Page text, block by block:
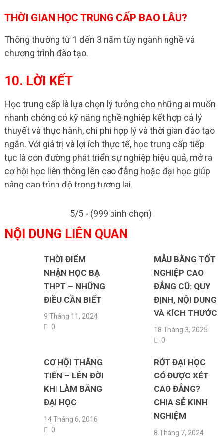
THỜI GIAN HỌC TRUNG CẤP BAO LÂU?
Thông thường từ 1 đến 3 năm tùy ngành nghề và
chương trình đào tạo.
10. LỜI KẾT
Học trung cấp là lựa chọn lý tưởng cho những ai muốn
nhanh chóng có kỹ năng nghề nghiệp kết hợp cả lý
thuyết và thực hành, chi phí hợp lý và thời gian đào tạo
ngắn. Với giá trị và lợi ích thực tế, học trung cấp tiếp
tục là con đường phát triển sự nghiệp hiệu quả, mở ra
cơ hội học liên thông lên cao đẳng hoặc đại học giúp
nâng cao trình độ trong tương lai.
5/5 - (999 bình chọn)
NỘI DUNG LIÊN QUAN
THỜI ĐIỂM
NHẬN HỌC BẠ
THPT – NHỮNG
ĐIỀU CẦN BIẾT
9 Tháng 11, 2024
0
MẪU BẰNG TỐT
NGHIỆP CAO
ĐẲNG CŨ: QUY
ĐỊNH, NỘI DUNG
VÀ KÍCH THƯỚC
18 Tháng 3, 2025
0
CƠ HỘI THĂNG
TIẾN – LÊN ĐỜI
KHI LÀM BẰNG
ĐẠI HỌC
14 Tháng 6, 2016
0
RỚT ĐẠI HỌC
CÓ ĐƯỢC XÉT
CAO ĐẲNG?
CHIA SẺ KINH
NGHIỆM
8 Tháng 7, 2024